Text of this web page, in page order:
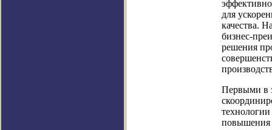
для
качества.
бизнес-
решения
Первыми в
повышения